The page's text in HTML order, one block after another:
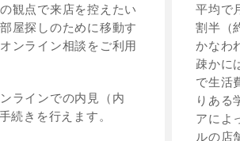
観点で来店を控えたい
屋探しのために移動す
ンライン相談をご利用
ラインでの内見（内
続きを行えます。
平均で
割半（
かなわ
疎かに
で生活
りある
アによ
ルの店